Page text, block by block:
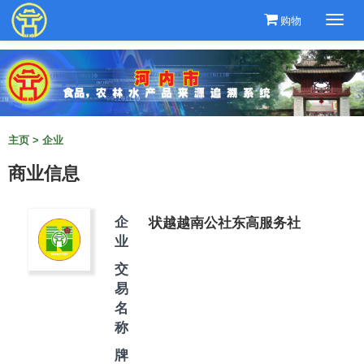
购物
主页 > 企业
商业信息
企
业
状越越南公社东高服务社
交
易
名
称
牌